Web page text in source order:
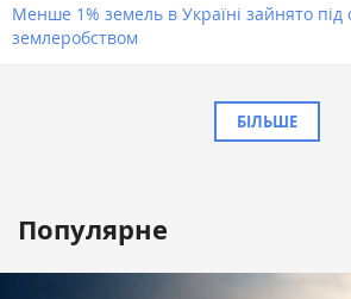
Менше 1% земель в Україні зайнято під
землеробством
БІЛЬШЕ
Популярне